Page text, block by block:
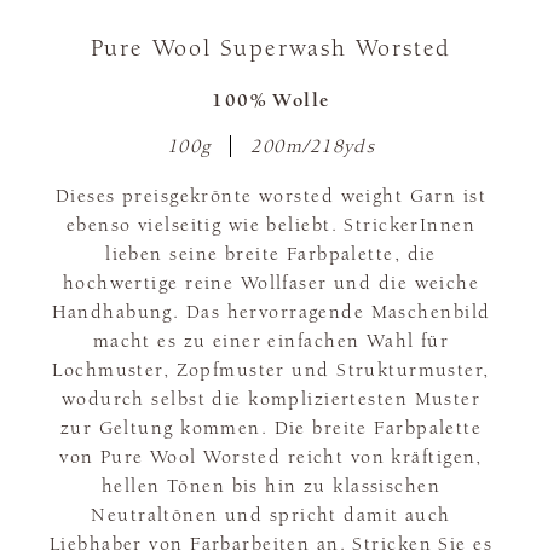
Pure Wool Superwash Worsted
100% Wolle
100g 200m/218yds
Dieses preisgekrönte worsted weight Garn ist
ebenso vielseitig wie beliebt. StrickerInnen
lieben seine breite Farbpalette, die
hochwertige reine Wollfaser und die weiche
Handhabung. Das hervorragende Maschenbild
macht es zu einer einfachen Wahl für
Lochmuster, Zopfmuster und Strukturmuster,
wodurch selbst die kompliziertesten Muster
zur Geltung kommen. Die breite Farbpalette
von Pure Wool Worsted reicht von kräftigen,
hellen Tönen bis hin zu klassischen
Neutraltönen und spricht damit auch
Liebhaber von Farbarbeiten an. Stricken Sie es